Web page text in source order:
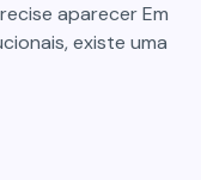
aparecer Em
existe uma